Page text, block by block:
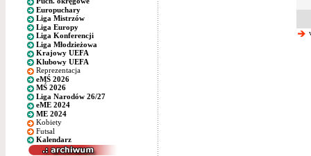
Europuchary
Liga Mistrzów
Liga Europy
Liga Konferencji
Liga Młodzieżowa
Krajowy UEFA
Klubowy UEFA
Reprezentacja
eMŚ 2026
MŚ 2026
Liga Narodów 26/27
eME 2024
ME 2024
Kobiety
Futsal
Kalendarz